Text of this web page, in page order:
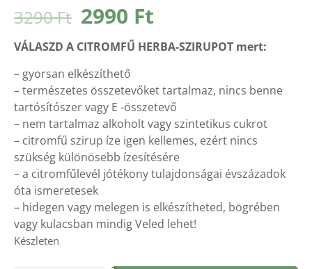
4.95az 5-
ből,
alapján
3290Ft Original
price
was:
3290 Ft.
2990 Ft
price
is:
VÁLASZD A CITROMFŰ HERBA-SZIRUPOT mert:
– gyorsan elkészíthető
– természetes összetevőket tartalmaz, nincs benne
tartósítószer vagy E -összetevő
– nem tartalmaz alkoholt vagy szintetikus cukrot
– citromfű szirup íze igen kellemes, ezért nincs
szükség különösebb ízesítésére
– a citromfűlevél jótékony tulajdonságai évszázadok
óta ismeretesek
– hidegen vagy melegen is elkészítheted, bögrében
vagy kulacsban mindig Veled lehet!
Készleten